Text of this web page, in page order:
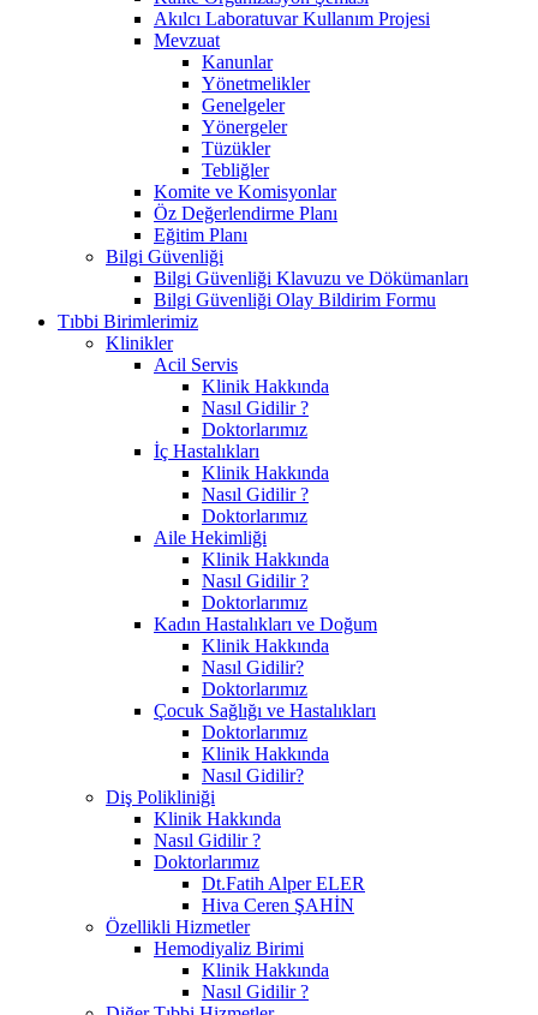
Akılcı Laboratuvar Kullanım Projesi
Mevzuat
Kanunlar
Yönetmelikler
Genelgeler
Yönergeler
Tüzükler
Tebliğler
Komite ve Komisyonlar
Öz Değerlendirme Planı
Eğitim Planı
Bilgi Güvenliği
Bilgi Güvenliği Klavuzu ve Dökümanları
Bilgi Güvenliği Olay Bildirim Formu
Tıbbi Birimlerimiz
Klinikler
Acil Servis
Klinik Hakkında
Nasıl Gidilir ?
Doktorlarımız
İç Hastalıkları
Klinik Hakkında
Nasıl Gidilir ?
Doktorlarımız
Aile Hekimliği
Klinik Hakkında
Nasıl Gidilir ?
Doktorlarımız
Kadın Hastalıkları ve Doğum
Klinik Hakkında
Nasıl Gidilir?
Doktorlarımız
Çocuk Sağlığı ve Hastalıkları
Doktorlarımız
Klinik Hakkında
Nasıl Gidilir?
Diş Polikliniği
Klinik Hakkında
Nasıl Gidilir ?
Doktorlarımız
Dt.Fatih Alper ELER
Hiva Ceren ŞAHİN
Özellikli Hizmetler
Hemodiyaliz Birimi
Klinik Hakkında
Nasıl Gidilir ?